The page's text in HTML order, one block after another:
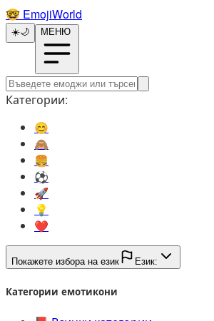
🤓️ EmojiWorld
☀️🌙 МЕНЮ
Категории:
😊️
🙈️
🍔️
⚽️
🚀️
💡️
❤️
Покажете избора на език Език:
Категории емотикони